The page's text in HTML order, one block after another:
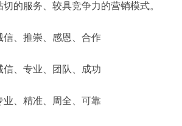
的服务、较具竞争力的营销模式。
信、推崇、感恩、合作
、专业、团队、成功
业、精准、周全、可靠